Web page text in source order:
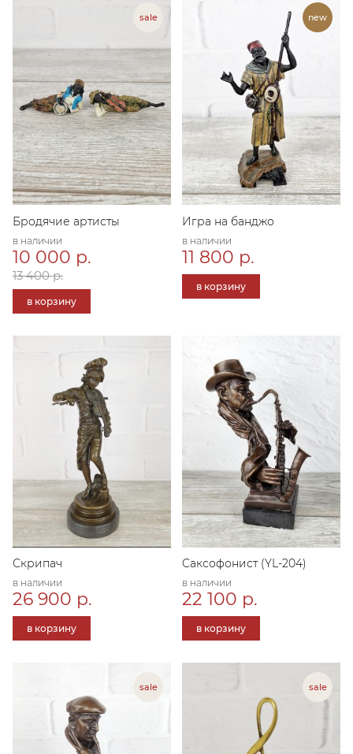
Бродячие артисты
в наличии
10 000 р.
13 400 р.
в корзину
Игра на банджо
в наличии
11 800 р.
в корзину
Скрипач
в наличии
26 900 р.
в корзину
Саксофонист (YL-204)
в наличии
22 100 р.
в корзину